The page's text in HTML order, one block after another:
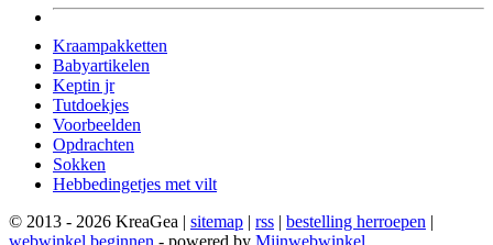
Kraampakketten
Babyartikelen
Keptin jr
Tutdoekjes
Voorbeelden
Opdrachten
Sokken
Hebbedingetjes met vilt
© 2013 - 2026 KreaGea | sitemap | rss | bestelling herroepen |